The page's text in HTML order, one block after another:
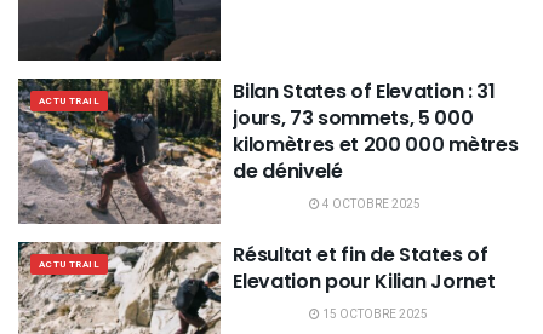
ACTU TRAIL
Bilan States of Elevation : 31
jours, 73 sommets, 5 000
kilomètres et 200 000 mètres
de dénivelé
4 OCTOBRE 2025
ACTU TRAIL
Résultat et fin de States of
Elevation pour Kilian Jornet
15 OCTOBRE 2025